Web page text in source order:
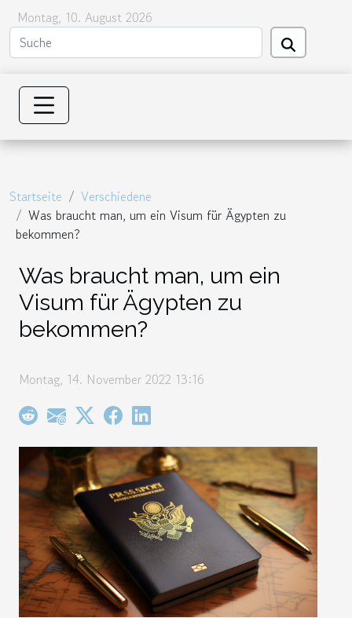
Montag, 10. August 2026
Startseite
Verschiedene
Was braucht man, um ein Visum für Ägypten zu
bekommen?
Was braucht man, um ein
Visum für Ägypten zu
bekommen?
Montag, 14. November 2022 13:16